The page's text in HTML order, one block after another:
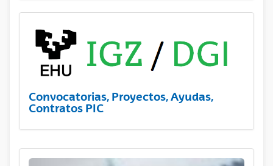
Convocatorias, Proyectos, Ayudas,
Contratos PIC